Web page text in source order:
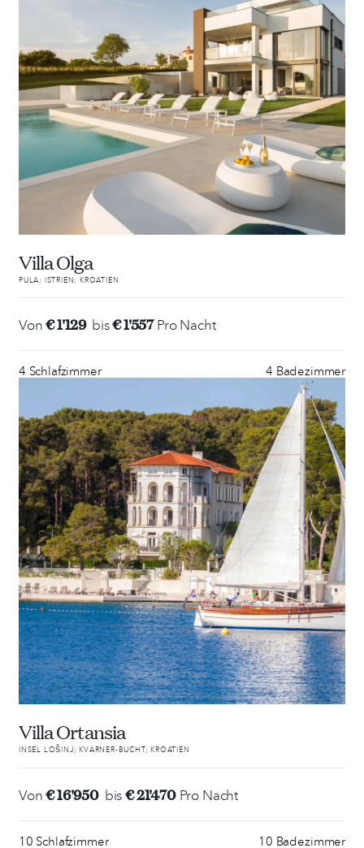
Villa Olga
PULA; ISTRIEN; KROATIEN
Von€ 1'129 bis€ 1'557Pro Nacht
4 Schlafzimmer 4 Badezimmer
Villa Ortansia
INSEL LOŠINJ; KVARNER-BUCHT; KROATIEN
Von€ 16'950 bis€ 21'470Pro Nacht
10 Schlafzimmer 10 Badezimmer